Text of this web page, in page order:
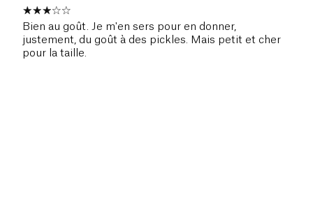
Bien au goût. Je m'en sers pour en donner,
justement, du goût à des pickles. Mais petit et cher
pour la taille.